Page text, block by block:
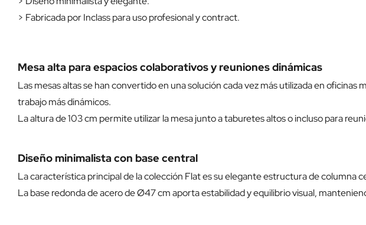
> Fabricada por Inclass para uso profesional y contract.
Mesa alta para espacios colaborativos y reuniones dinámicas
Las mesas altas se han convertido en una solución cada vez más utilizada en
trabajo más dinámicos.
La altura de 103 cm permite utilizar la mesa junto a taburetes altos o incluso para
Diseño minimalista con base central
La característica principal de la colección Flat es su elegante estructura de columna
La base redonda de acero de Ø47 cm aporta estabilidad y equilibrio visual,